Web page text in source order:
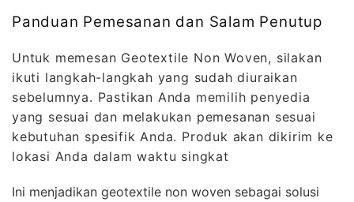
Panduan Pemesanan dan Salam Penutup
Untuk memesan Geotextile Non Woven, silakan
ikuti langkah-langkah yang sudah diuraikan
sebelumnya. Pastikan Anda memilih penyedia
yang sesuai dan melakukan pemesanan sesuai
kebutuhan spesifik Anda. Produk akan dikirim ke
lokasi Anda dalam waktu singkat
Ini menjadikan geotextile non woven sebagai solusi